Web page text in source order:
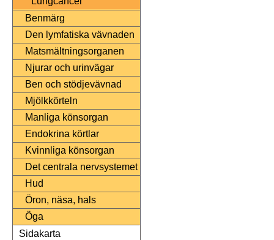
Benmärg
Den lymfatiska vävnaden
Matsmältningsorganen
Njurar och urinvägar
Ben och stödjevävnad
Mjölkkörteln
Manliga könsorgan
Endokrina körtlar
Kvinnliga könsorgan
Det centrala nervsystemet
Hud
Öron, näsa, hals
Öga
Sidakarta